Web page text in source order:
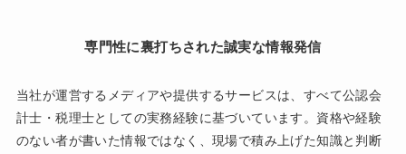
専門性に裏打ちされた誠実な情報発信
当社が運営するメディアや提供するサービスは、すべて公認会
計士・税理士としての実務経験に基づいています。資格や経験
のない者が書いた情報ではなく、現場で積み上げた知識と判断